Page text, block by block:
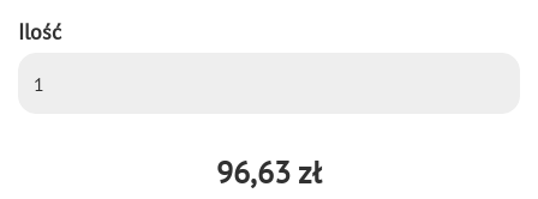
Ilość
96,63 zł